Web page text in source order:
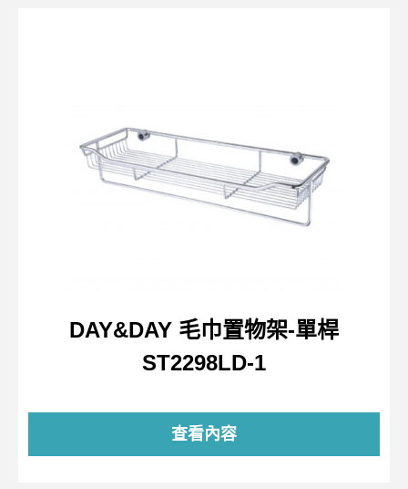
DAY&DAY 毛巾置物架-單桿
ST2298LD-1
查看內容